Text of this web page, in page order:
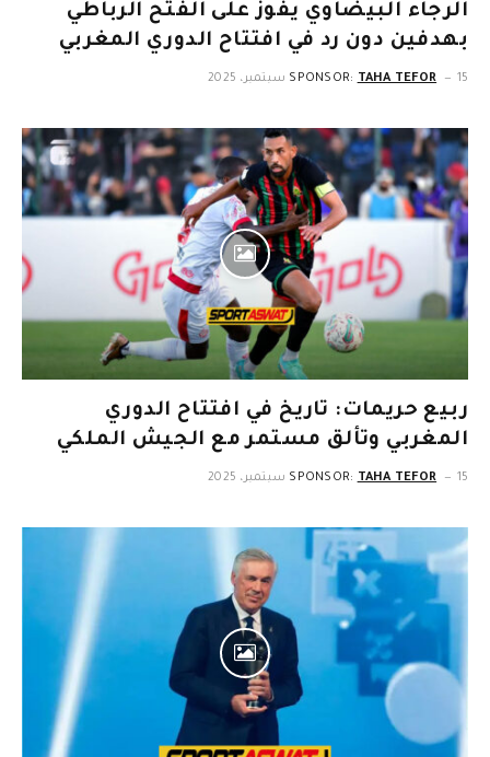
الرجاء البيضاوي يفوز على الفتح الرباطي
بهدفين دون رد في افتتاح الدوري المغربي
SPONSOR:TAHA TEFOR 15 سبتمبر، 2025
ربيع حريمات: تاريخ في افتتاح الدوري
المغربي وتألق مستمر مع الجيش الملكي
SPONSOR: TAHA TEFOR 15 سبتمبر، 2025